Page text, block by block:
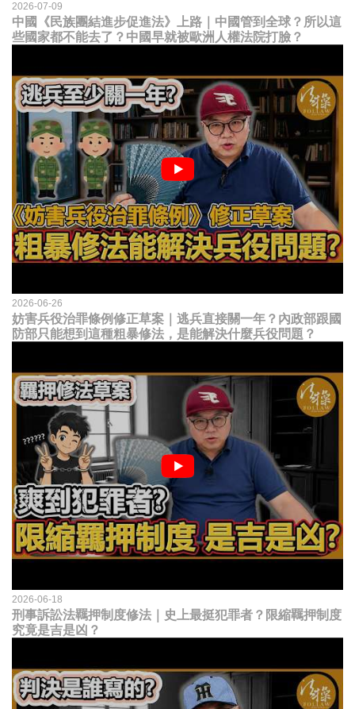
2026-07-09
中國《民族團結進步促進法》上路｜中國管到全球？所以這
些國家都不能去了？中國早就被歐洲人權法院打臉？
2026-06-26
妨害兵役治罪條例修正草案｜逃兵直接關一年？內政部跟國
防部只能想到這種粗暴修法，是能解決什麼兵役問題？
2026-06-18
刑事訴訟法羈押制度修法｜史上最挺犯罪者？限縮羈押制度
究竟是吉是凶？